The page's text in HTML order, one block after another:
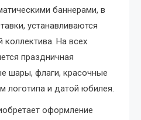
баннерами, в
устанавливаются
На всех
праздничная
шары, флаги, красочные
логотипа и датой юбилея.
оформление